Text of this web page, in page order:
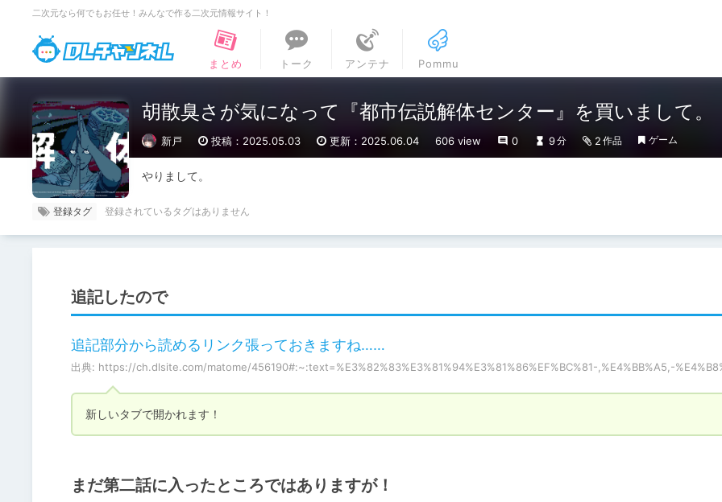
二次元なら何でもお任せ！みんなで作る二次元情報サイト！
DLチャンネル
まとめ
トーク アンテナ Pommu
胡散臭さが気になって『都市伝説解体センター』を買いまして。
新戸 投稿：2025.05.03 更新：2025.06.04 606 view 0 9分 2 作品 ゲーム
やりまして。
登録タグ
追記したので
追記部分から読めるリンク張っておきますね……
出典: https://ch.dlsite.com/matome/456190#:~:text=%E3%82%83%E3%81%94%E3%81%86%EF%BC%81-,%E4%BB%A5,-
新しいタブで開かれます！
まだ第二話に入ったところではありますが！